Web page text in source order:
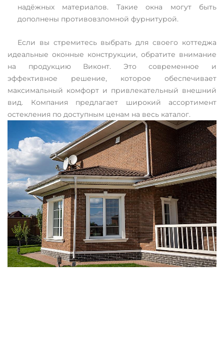
надёжных материалов. Такие окна могут быть
дополнены противовзломной фурнитурой.
Если вы стремитесь выбрать для своего коттеджа
идеальные оконные конструкции, обратите внимание
на продукцию Виконт. Это современное и
эффективное решение, которое обеспечивает
максимальный комфорт и привлекательный внешний
вид. Компания предлагает широкий ассортимент
остекления по доступным ценам на весь каталог.